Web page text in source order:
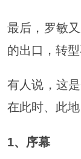
最后，罗敏
的出口，转型
有人说，这
在此时、此
1、 序幕